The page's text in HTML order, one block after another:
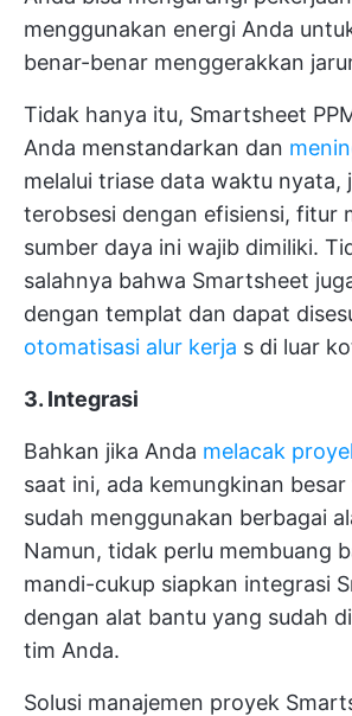
menggunakan energi Anda
benar-benar menggerakkan
Tidak hanya itu, Smartsheet
Anda menstandarkan dan
melalui triase data waktu nyata,
terobsesi dengan efisiensi, fitur
sumber daya ini wajib dimiliki.
salahnya bahwa Smartsheet
dengan templat dan dapat
otomatisasi alur kerja s di luar
3. Integrasi
Bahkan jika Anda melacak
saat ini, ada kemungkinan
sudah menggunakan berbagai
Namun, tidak perlu membuang
mandi-cukup siapkan integrasi
dengan alat bantu yang sudah
tim Anda.
Solusi manajemen proyek